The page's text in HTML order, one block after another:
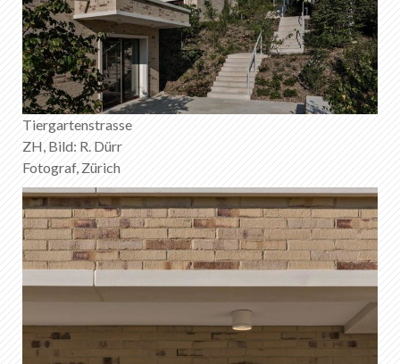
Tiergartenstrasse
ZH, Bild: R. Dürr
Fotograf, Zürich